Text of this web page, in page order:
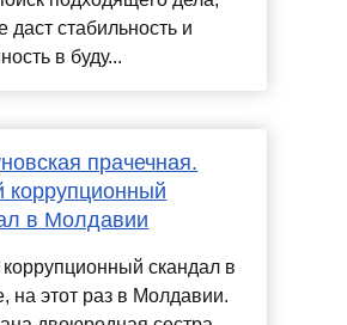
даст стабильность и
в буду...
прачечная.
коррупционный
в Молдавии
скандал в
на этот раз в Молдавии.